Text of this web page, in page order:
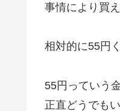
事情により買え
相対的に55円
55円っていう
正直どうでも